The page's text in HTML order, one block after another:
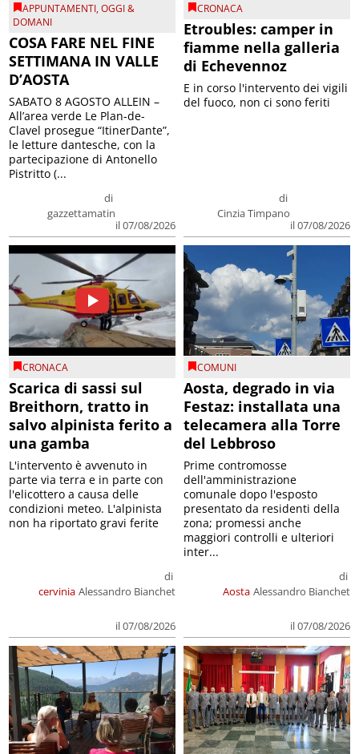
APPUNTAMENTI,OGGI &
DOMANI
COSA FARE NEL FINE
SETTIMANA IN VALLE
D’AOSTA
di
gazzettamatin
il 07/08/2026
SABATO 8 AGOSTO ALLEIN –
All’area verde Le Plan-de-
Clavel prosegue “ItinerDante”,
le letture dantesche, con la
partecipazione di Antonello
Pistritto (...
CRONACA
Etroubles: camper in
fiamme nella galleria
di Echevennoz
di
Cinzia Timpano
il 07/08/2026
E in corso l'intervento dei vigili
del fuoco, non ci sono feriti
CRONACA
Scarica di sassi sul
Breithorn, tratto in
salvo alpinista ferito a
una gamba
cervinia
di
Alessandro Bianchet
il 07/08/2026
L'intervento è avvenuto in
parte via terra e in parte con
l'elicottero a causa delle
condizioni meteo. L'alpinista
non ha riportato gravi ferite
COMUNI
Aosta, degrado in via
Festaz: installata una
telecamera alla Torre
del Lebbroso
Aosta
di
Alessandro Bianchet
il 07/08/2026
Prime contromosse
dell'amministrazione
comunale dopo l'esposto
presentato da residenti della
zona; promessi anche
maggiori controlli e ulteriori
inter...